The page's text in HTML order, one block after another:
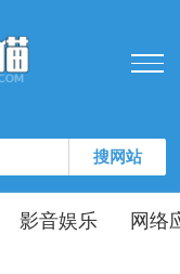
搜网站
影音娱乐 网络